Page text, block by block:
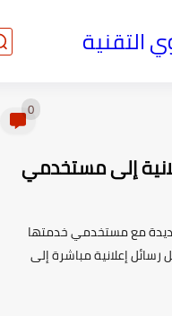
التقنية
إلى مستخدمي
مع مستخدمي خدمتها
إعلانية مباشرة إلى